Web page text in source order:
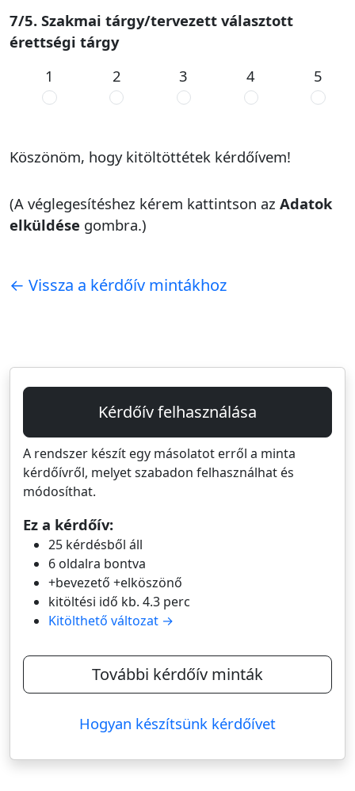
7/5. Szakmai tárgy/tervezett választott
érettségi tárgy
1
2 3 4 5
Köszönöm, hogy kitöltöttétek kérdőívem!
(A véglegesítéshez kérem kattintson az Adatok
elküldése gombra.)
← Vissza a kérdőív mintákhoz
Kérdőív felhasználása
A rendszer készít egy másolatot erről a minta
kérdőívről, melyet szabadon felhasználhat és
módosíthat.
Ez a kérdőív:
25 kérdésből áll
6 oldalra bontva
+bevezető +elköszönő
kitöltési idő kb. 4.3 perc
Kitölthető változat →
További kérdőív minták
Hogyan készítsünk kérdőívet